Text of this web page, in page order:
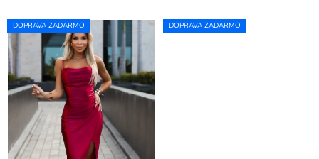
DOPRAVA ZADARMO DOPRAVA ZADARMO